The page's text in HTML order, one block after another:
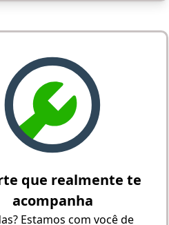
que realmente te
acompanha
Estamos com você de